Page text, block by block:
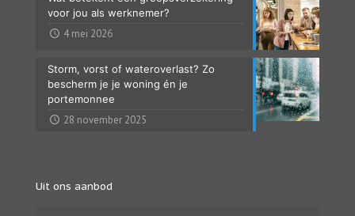
voor jou als werknemer?
4 mei 2026
Storm, vorst of wateroverlast? Zo
bescherm je je woning én je
portemonnee
28 november 2025
Uit ons aanbod